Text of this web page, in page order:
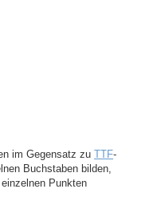
im Gegensatz zu TTF-
Buchstaben bilden,
Punkten